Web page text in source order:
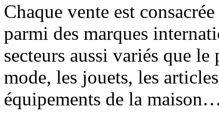
Chaque vente est
parmi des marques
secteurs aussi variés que
mode, les jouets, les
équipements de la